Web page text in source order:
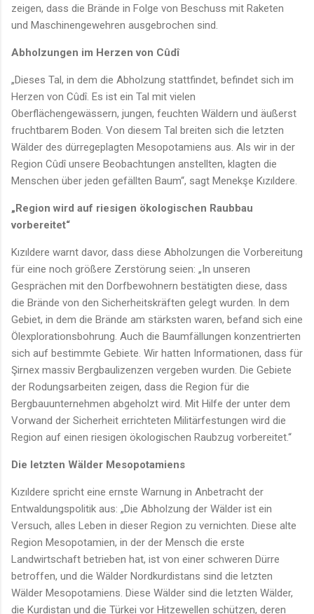
zeigen, dass die Brände in Folge von Beschuss mit Raketen
und Maschinengewehren ausgebrochen sind.
Abholzungen im Herzen von Cûdî
„Dieses Tal, in dem die Abholzung stattfindet, befindet sich im
Herzen von Cûdî. Es ist ein Tal mit vielen
Oberflächengewässern, jungen, feuchten Wäldern und äußerst
fruchtbarem Boden. Von diesem Tal breiten sich die letzten
Wälder des dürregeplagten Mesopotamiens aus. Als wir in der
Region Cûdî unsere Beobachtungen anstellten, klagten die
Menschen über jeden gefällten Baum“, sagt Menekşe Kızıldere.
„Region wird auf riesigen ökologischen Raubbau
vorbereitet“
Kızıldere warnt davor, dass diese Abholzungen die Vorbereitung
für eine noch größere Zerstörung seien: „In unseren
Gesprächen mit den Dorfbewohnern bestätigten diese, dass
die Brände von den Sicherheitskräften gelegt wurden. In dem
Gebiet, in dem die Brände am stärksten waren, befand sich eine
Ölexplorationsbohrung. Auch die Baumfällungen konzentrierten
sich auf bestimmte Gebiete. Wir hatten Informationen, dass für
Şirnex massiv Bergbaulizenzen vergeben wurden. Die Gebiete
der Rodungsarbeiten zeigen, dass die Region für die
Bergbauunternehmen abgeholzt wird. Mit Hilfe der unter dem
Vorwand der Sicherheit errichteten Militärfestungen wird die
Region auf einen riesigen ökologischen Raubzug vorbereitet.“
Die letzten Wälder Mesopotamiens
Kızıldere spricht eine ernste Warnung in Anbetracht der
Entwaldungspolitik aus: „Die Abholzung der Wälder ist ein
Versuch, alles Leben in dieser Region zu vernichten. Diese alte
Region Mesopotamien, in der der Mensch die erste
Landwirtschaft betrieben hat, ist von einer schweren Dürre
betroffen, und die Wälder Nordkurdistans sind die letzten
Wälder Mesopotamiens. Diese Wälder sind die letzten Wälder,
die Kurdistan und die Türkei vor Hitzewellen schützen, deren